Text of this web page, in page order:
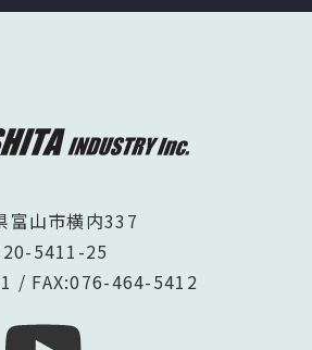
富山市横内337
5411-25
/ FAX:076-464-5412